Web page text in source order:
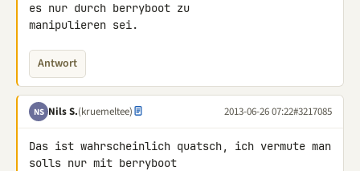
es nur durch berryboot zu
manipulieren sei.
Antwort
NS Nils S.(kruemeltee) 2013-06-26 07:22#3217085
Das ist wahrscheinlich quatsch, ich vermute man
solls nur mit berryboot